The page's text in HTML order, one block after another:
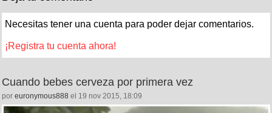
Necesitas tener una cuenta para poder dejar comentarios.
¡Registra tu cuenta ahora!
Cuando bebes cerveza por primera vez
por euronymous888 el 19 nov 2015, 18:09